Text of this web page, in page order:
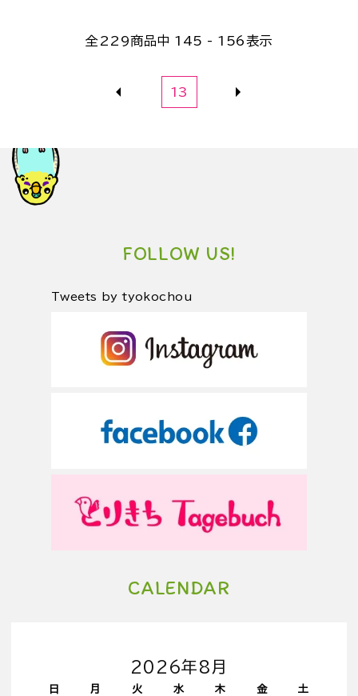
全229商品中 145 - 156表示
13
FOLLOW US!
Tweets by tyokochou
CALENDAR
2026年8月
日 月 火 水 木 金 土